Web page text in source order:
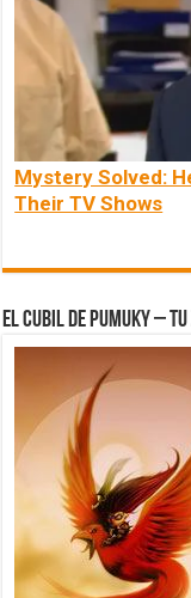
Mystery Solved:
Their TV Shows
El Cubil de Pumuky –